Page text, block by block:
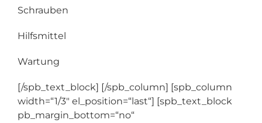
Schrauben
Hilfsmittel
Wartung
[/spb_text_block] [/spb_column] [spb_column
width=“1/3″ el_position=“last“] [spb_text_block
pb_margin_bottom=“no“